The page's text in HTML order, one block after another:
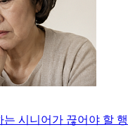
는 시니어가 끊어야 할 행